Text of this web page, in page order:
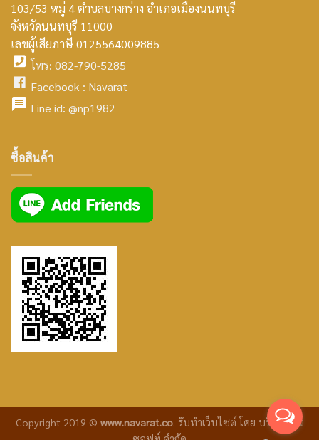
smt2
home
icon
103/53 หมู่ 4 ตำบลบางกร่าง อำเภอเมืองนนทบุรี
จังหวัดนนทบุรี 11000
เลขผู้เสียภาษี 0125564009885
facebook
icon
โทร: 082-790-5285
facebook
Facebook : Navarat
icon
Line id: @np1982
ซื้อสินค้า
Copyright 2019 © www.navarat.co. รับทำเว็บไซต์โดย บริษัท ซีเจ